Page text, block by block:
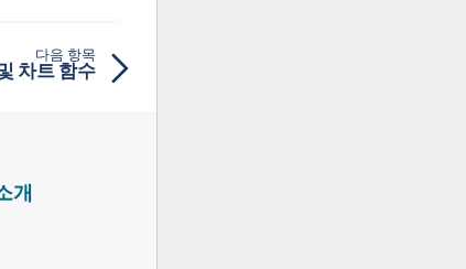
다음 항목
차트 함수
개